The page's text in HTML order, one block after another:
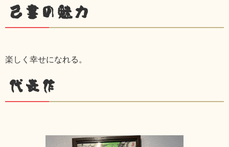
己書の魅力
楽しく幸せになれる。
代表作